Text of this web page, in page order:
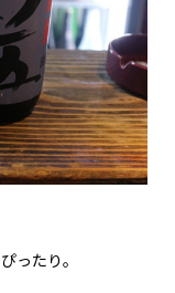
ったり。